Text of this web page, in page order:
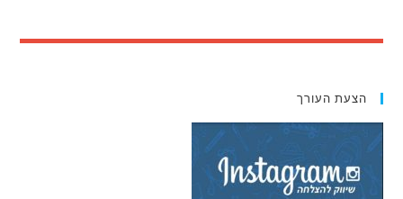
הצעת העורך